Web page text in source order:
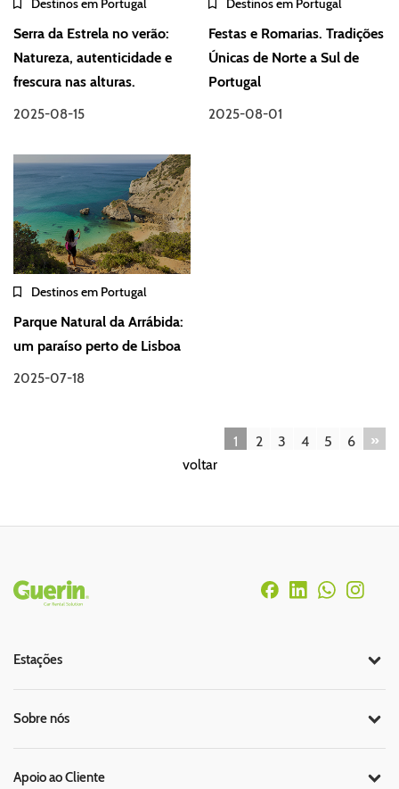
Destinos em Portugal
Serra da Estrela no verão:
Natureza, autenticidade e
frescura nas alturas.
2025-08-15
Destinos em Portugal
Festas e Romarias. Tradições
Únicas de Norte a Sul de
Portugal
2025-08-01
Destinos em Portugal
Parque Natural da Arrábida:
um paraíso perto de Lisboa
2025-07-18
1 2 3 4 5 6
»
voltar
Rodapé
Estações
Sobre nós
Apoio ao Cliente